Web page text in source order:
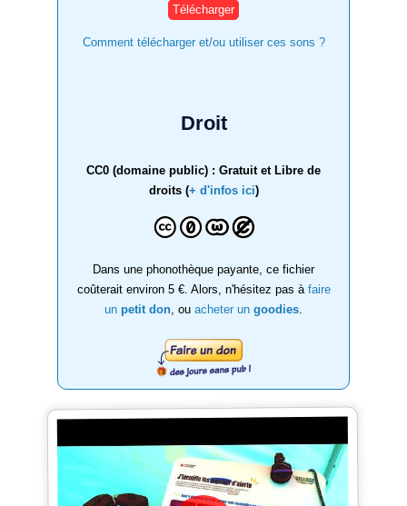
Comment télécharger et/ou utiliser ces sons ?
Droit
CC0 (domaine public) : Gratuit et Libre de
droits (+ d'infos ici)
Dans une phonothèque payante, ce fichier
coûterait environ 5 €. Alors, n'hésitez pas à faire
un petit don , ou acheter un goodies